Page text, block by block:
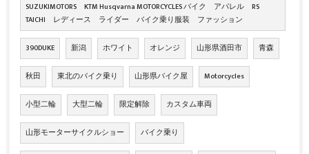
SUZUKIMOTORS KTM Husqvarna MOTORCYCLES バイク アパレル RS
TAICHI レディース ライダー バイク乗り服装 ファッション
390DUKE 新潟 ホワイト オレンジ 山形県酒田市 青森
秋田 東北のバイク乗り 山形県バイク屋 Motorcycles
小型二輪 大型二輪 限定解除 カスタム車両
山形モーターサイクルショー バイク乗り